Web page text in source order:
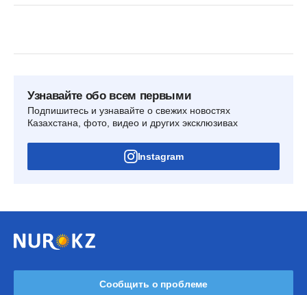
Узнавайте обо всем первыми
Подпишитесь и узнавайте о свежих новостях
Казахстана, фото, видео и других эксклюзивах
Instagram
Сообщить о проблеме